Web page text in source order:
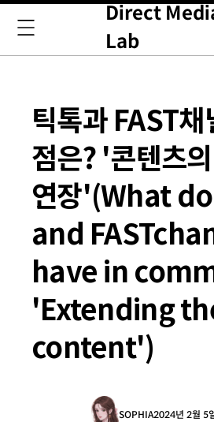
Direct
Lab
틱톡과 FAST
점은? '콘텐츠
연장'(What
and
have in
'Extending
content')
SOPHIA2024년 2월 5